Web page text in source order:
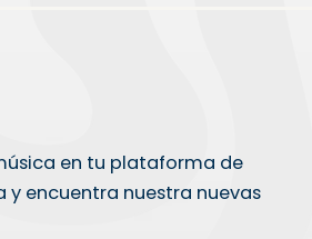
en tu plataforma de
encuentra nuestra nuevas